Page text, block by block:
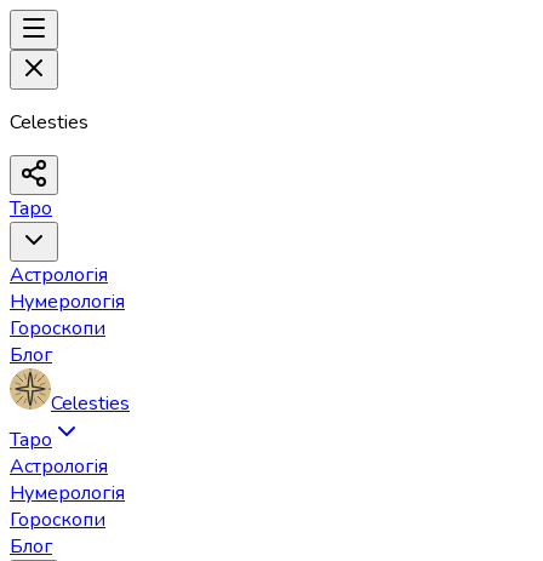
Celesties
Таро
Астрологія
Нумерологія
Гороскопи
Блог
Celesties
Таро
Астрологія
Нумерологія
Гороскопи
Блог